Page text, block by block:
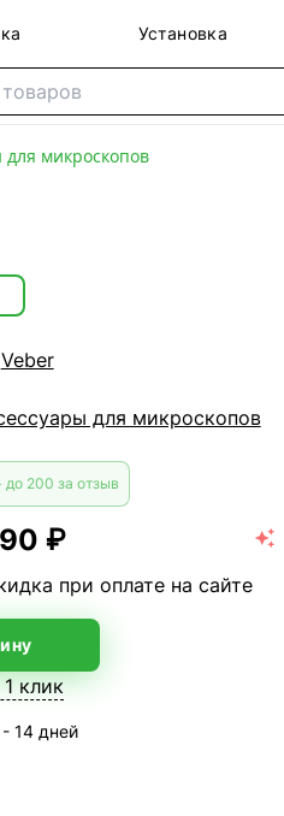
Установка
для микроскопов
Veber
для микроскопов
до 200 за отзыв
₽ 
при оплате на сайте
клик
14 дней